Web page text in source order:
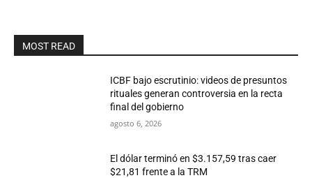
MOST READ
ICBF bajo escrutinio: videos de presuntos
rituales generan controversia en la recta
final del gobierno
agosto 6, 2026
El dólar terminó en $3.157,59 tras caer
$21,81 frente a la TRM